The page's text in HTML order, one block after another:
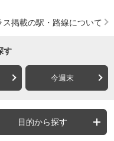
ス掲載の駅・路線について
す
今週末
目的から探す